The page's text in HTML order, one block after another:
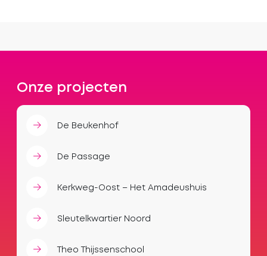
Onze projecten
De Beukenhof
De Passage
Kerkweg-Oost – Het Amadeushuis
Sleutelkwartier Noord
Theo Thijssenschool